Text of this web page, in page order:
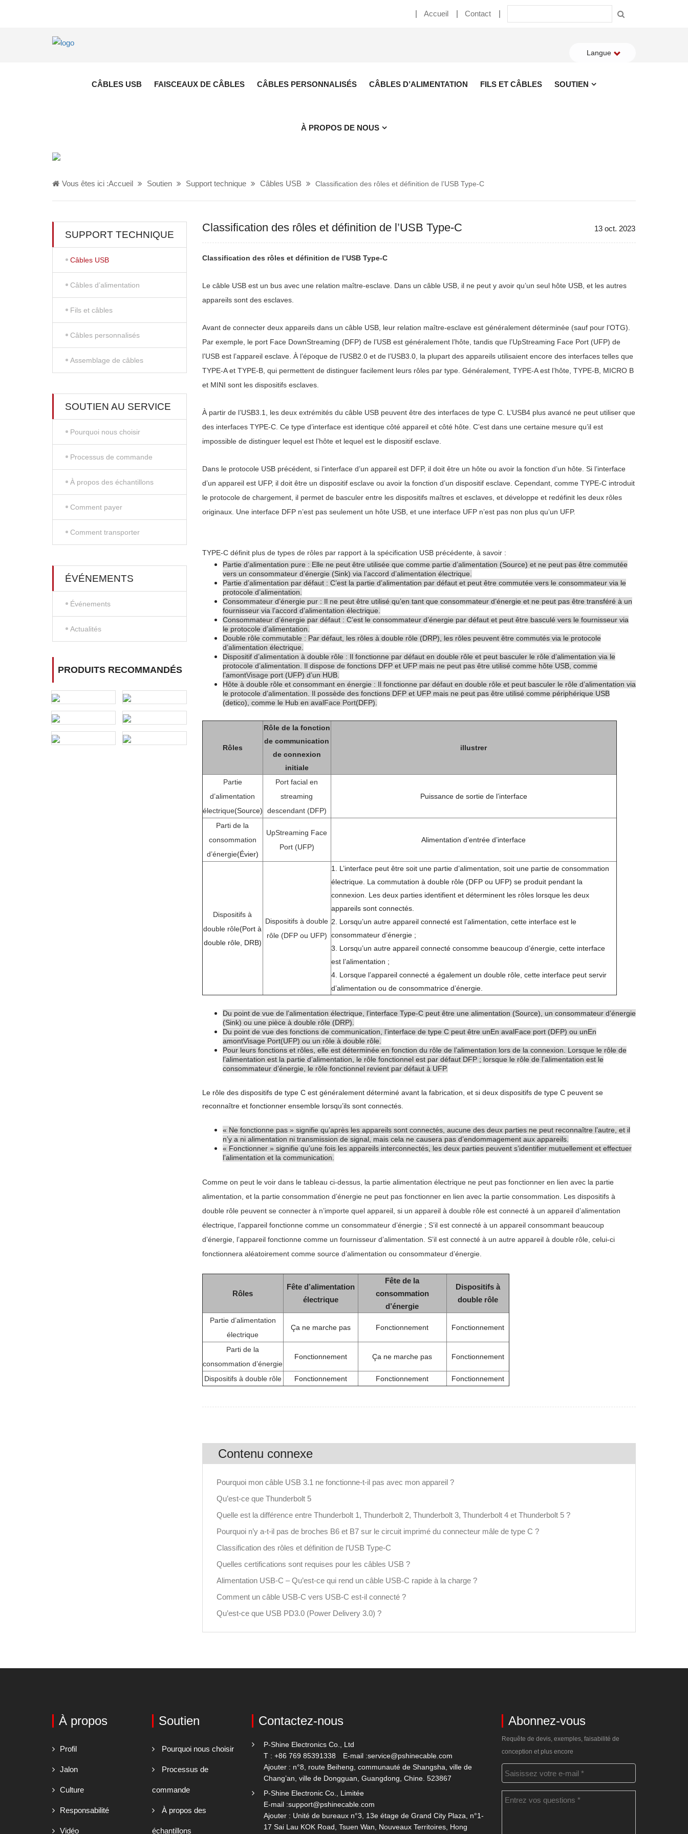
Accueil Contact
Langue
CÂBLES USB FAISCEAUX DE CÂBLES CÂBLES PERSONNALISÉS CÂBLES D’ALIMENTATION FILS ET CÂBLES SOUTIEN
À PROPOS DE NOUS
Vous êtes ici :Accueil Soutien Support technique Câbles USB Classification des rôles et définition de l’USB Type-C
SUPPORT TECHNIQUE
Câbles USB
Câbles d’alimentation
Fils et câbles
Câbles personnalisés
Assemblage de câbles
SOUTIEN AU SERVICE
Pourquoi nous choisir
Processus de commande
À propos des échantillons
Comment payer
Comment transporter
ÉVÉNEMENTS
Événements
Actualités
PRODUITS RECOMMANDÉS
Classification des rôles et définition de l’USB Type-C 13 oct. 2023
Classification des rôles et définition de l’USB Type-C
Le câble USB est un bus avec une relation maître-esclave. Dans un câble USB, il ne peut y avoir qu’un seul hôte USB, et les autres
appareils sont des esclaves.
Avant de connecter deux appareils dans un câble USB, leur relation maître-esclave est généralement déterminée (sauf pour l’OTG).
Par exemple, le port Face DownStreaming (DFP) de l’USB est généralement l’hôte, tandis que l’UpStreaming Face Port (UFP) de
l’USB est l’appareil esclave. À l’époque de l’USB2.0 et de l’USB3.0, la plupart des appareils utilisaient encore des interfaces telles que
TYPE-A et TYPE-B, qui permettent de distinguer facilement leurs rôles par type. Généralement, TYPE-A est l’hôte, TYPE-B, MICRO B
et MINI sont les dispositifs esclaves.
À partir de l’USB3.1, les deux extrémités du câble USB peuvent être des interfaces de type C. L’USB4 plus avancé ne peut utiliser que
des interfaces TYPE-C. Ce type d’interface est identique côté appareil et côté hôte. C’est dans une certaine mesure qu’il est
impossible de distinguer lequel est l’hôte et lequel est le dispositif esclave.
Dans le protocole USB précédent, si l’interface d’un appareil est DFP, il doit être un hôte ou avoir la fonction d’un hôte. Si l’interface
d’un appareil est UFP, il doit être un dispositif esclave ou avoir la fonction d’un dispositif esclave. Cependant, comme TYPE-C introduit
le protocole de chargement, il permet de basculer entre les dispositifs maîtres et esclaves, et développe et redéfinit les deux rôles
originaux. Une interface DFP n’est pas seulement un hôte USB, et une interface UFP n’est pas non plus qu’un UFP.
TYPE-C définit plus de types de rôles par rapport à la spécification USB précédente, à savoir :
Partie d’alimentation pure : Elle ne peut être utilisée que comme partie d’alimentation (Source) et ne peut pas être commutée
vers un consommateur d’énergie (Sink) via l’accord d’alimentation électrique.
Partie d’alimentation par défaut : C’est la partie d’alimentation par défaut et peut être commutée vers le consommateur via le
protocole d’alimentation.
Consommateur d’énergie pur : Il ne peut être utilisé qu’en tant que consommateur d’énergie et ne peut pas être transféré à un
fournisseur via l’accord d’alimentation électrique.
Consommateur d’énergie par défaut : C’est le consommateur d’énergie par défaut et peut être basculé vers le fournisseur via
le protocole d’alimentation.
Double rôle commutable : Par défaut, les rôles à double rôle (DRP), les rôles peuvent être commutés via le protocole
d’alimentation électrique.
Dispositif d’alimentation à double rôle : Il fonctionne par défaut en double rôle et peut basculer le rôle d’alimentation via le
protocole d’alimentation. Il dispose de fonctions DFP et UFP mais ne peut pas être utilisé comme hôte USB, comme
l’amontVisage port (UFP) d’un HUB.
Hôte à double rôle et consommant en énergie : Il fonctionne par défaut en double rôle et peut basculer le rôle d’alimentation via
le protocole d’alimentation. Il possède des fonctions DFP et UFP mais ne peut pas être utilisé comme périphérique USB
(detico), comme le Hub en avalFace Port(DFP).
Rôles
Rôle de la fonction
de communication
de connexion
initiale
illustrer
Partie
d’alimentation
électrique(Source)
Port facial en
streaming
descendant (DFP)
Puissance de sortie de l’interface
Parti de la
consommation
d’énergie(Évier)
UpStreaming Face
Port (UFP)
Alimentation d’entrée d’interface
Dispositifs à
double rôle(Port à
double rôle, DRB)
Dispositifs à double
rôle (DFP ou UFP)
1. L’interface peut être soit une partie d’alimentation, soit une partie de consommation
électrique. La commutation à double rôle (DFP ou UFP) se produit pendant la
connexion. Les deux parties identifient et déterminent les rôles lorsque les deux
appareils sont connectés.
2. Lorsqu’un autre appareil connecté est l’alimentation, cette interface est le
consommateur d’énergie ;
3. Lorsqu’un autre appareil connecté consomme beaucoup d’énergie, cette interface
est l’alimentation ;
4. Lorsque l’appareil connecté a également un double rôle, cette interface peut servir
d’alimentation ou de consommatrice d’énergie.
Du point de vue de l’alimentation électrique, l’interface Type-C peut être une alimentation (Source), un consommateur d’énergie
(Sink) ou une pièce à double rôle (DRP).
Du point de vue des fonctions de communication, l’interface de type C peut être unEn avalFace port (DFP) ou unEn
amontVisage Port(UFP) ou un rôle à double rôle.
Pour leurs fonctions et rôles, elle est déterminée en fonction du rôle de l’alimentation lors de la connexion. Lorsque le rôle de
l’alimentation est la partie d’alimentation, le rôle fonctionnel est par défaut DFP ; lorsque le rôle de l’alimentation est le
consommateur d’énergie, le rôle fonctionnel revient par défaut à UFP.
Le rôle des dispositifs de type C est généralement déterminé avant la fabrication, et si deux dispositifs de type C peuvent se
reconnaître et fonctionner ensemble lorsqu’ils sont connectés.
« Ne fonctionne pas » signifie qu’après les appareils sont connectés, aucune des deux parties ne peut reconnaître l’autre, et il
n’y a ni alimentation ni transmission de signal, mais cela ne causera pas d’endommagement aux appareils.
« Fonctionner » signifie qu’une fois les appareils interconnectés, les deux parties peuvent s’identifier mutuellement et effectuer
l’alimentation et la communication.
Comme on peut le voir dans le tableau ci-dessus, la partie alimentation électrique ne peut pas fonctionner en lien avec la partie
alimentation, et la partie consommation d’énergie ne peut pas fonctionner en lien avec la partie consommation. Les dispositifs à
double rôle peuvent se connecter à n’importe quel appareil, si un appareil à double rôle est connecté à un appareil d’alimentation
électrique, l’appareil fonctionne comme un consommateur d’énergie ; S’il est connecté à un appareil consommant beaucoup
d’énergie, l’appareil fonctionne comme un fournisseur d’alimentation. S’il est connecté à un autre appareil à double rôle, celui-ci
fonctionnera aléatoirement comme source d’alimentation ou consommateur d’énergie.
Rôles
Fête d’alimentation
électrique
Fête de la
consommation
d’énergie
Dispositifs à
double rôle
Partie d’alimentation
électrique
Ça ne marche pas Fonctionnement Fonctionnement
Parti de la
consommation d’énergie
Fonctionnement Ça ne marche pas Fonctionnement
Dispositifs à double rôle Fonctionnement Fonctionnement Fonctionnement
Contenu connexe
Pourquoi mon câble USB 3.1 ne fonctionne-t-il pas avec mon appareil ?
Qu’est-ce que Thunderbolt 5
Quelle est la différence entre Thunderbolt 1, Thunderbolt 2, Thunderbolt 3, Thunderbolt 4 et Thunderbolt 5 ?
Pourquoi n’y a-t-il pas de broches B6 et B7 sur le circuit imprimé du connecteur mâle de type C ?
Classification des rôles et définition de l’USB Type-C
Quelles certifications sont requises pour les câbles USB ?
Alimentation USB-C – Qu’est-ce qui rend un câble USB-C rapide à la charge ?
Comment un câble USB-C vers USB-C est-il connecté ?
Qu’est-ce que USB PD3.0 (Power Delivery 3.0) ?
À propos
Profil
Jalon
Culture
Responsabilité
Vidéo
Soutien
Pourquoi nous choisir
Processus de
commande
À propos des
échantillons
Contactez-nous
P-Shine Electronics Co., Ltd
T : +86 769 85391338
E-mail :service@pshinecable.com
Ajouter : n°8, route Beiheng, communauté de Shangsha, ville de
Chang’an, ville de Dongguan, Guangdong, Chine. 523867
P-Shine Electronic Co., Limitée
E-mail :support@pshinecable.com
Ajouter : Unité de bureaux n°3, 13e étage de Grand City Plaza, n°1-
17 Sai Lau KOK Road, Tsuen Wan, Nouveaux Territoires, Hong
Abonnez-vous
Requête de devis, exemples, faisabilité de
conception et plus encore